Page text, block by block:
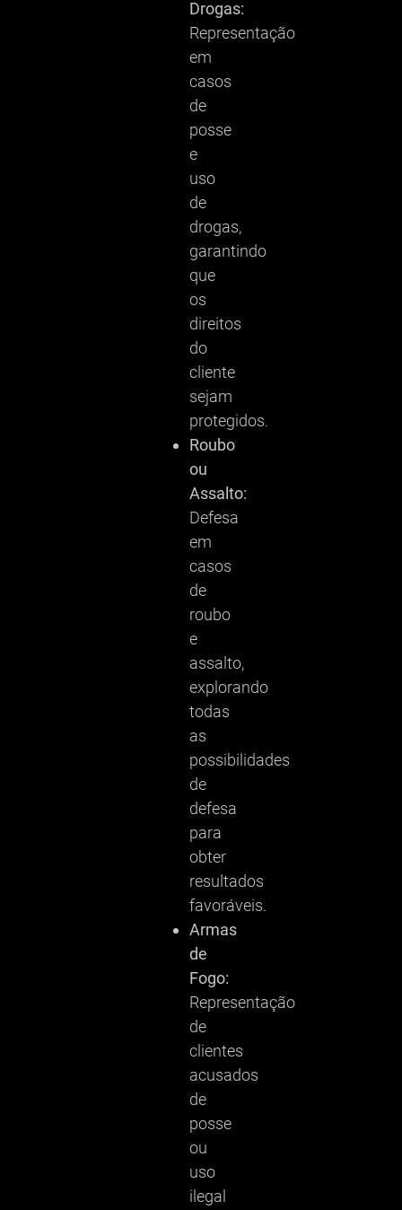
Drogas:
Representação
em
casos
de
posse
e
uso
de
drogas,
garantindo
que
os
direitos
do
cliente
sejam
protegidos.
Roubo
ou
Assalto:
Defesa
em
casos
de
roubo
e
assalto,
explorando
todas
as
possibilidades
de
defesa
para
obter
resultados
favoráveis.
Armas
de
Fogo:
Representação
de
clientes
acusados
de
posse
ou
uso
ilegal